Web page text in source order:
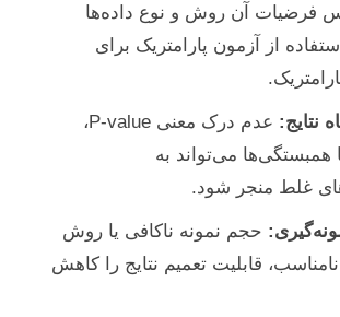
فرضیات آن روش و نوع داده‌ها
از آزمون پارامتریک برای
نتایج:
عدم درک معنی P-value،
یا همبستگی‌ها می‌تواند به
غلط منجر شود.
حجم نمونه ناکافی یا روش
قابلیت تعمیم نتایج را کاهش